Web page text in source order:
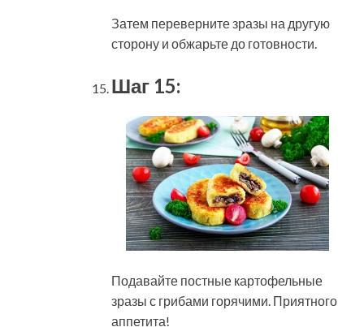
Затем переверните зразы на другую
сторону и обжарьте до готовности.
Шаг 15:
Подавайте постные картофельные
зразы с грибами горячими. Приятного
аппетита!